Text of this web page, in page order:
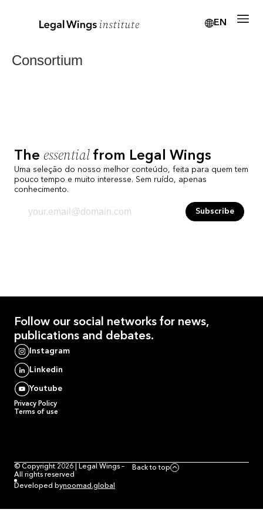
EN
Consortium
The essential from Legal Wings
Uma seleção do nosso melhor conteúdo, feita para quem tem
pouco tempo e muito interesse. Sem ruído, apenas
conhecimento.
Subscribe
Follow our social networks for news,
publications and debates.
Instagram
Linkedin
Youtube
Privacy Policy
Terms of use
© Copyright 2026 | Legal Wings –
All rights reserved
Developed bynoomad.global
Back to top